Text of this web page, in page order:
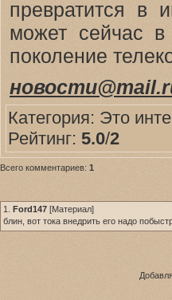
превратится в
может сейчас
поколение
Категория: Это
Рейтинг: 5.0/2
Всего комментариев: 1
1. Ford147 [Материал]
блин, вот тока внедрить его надо